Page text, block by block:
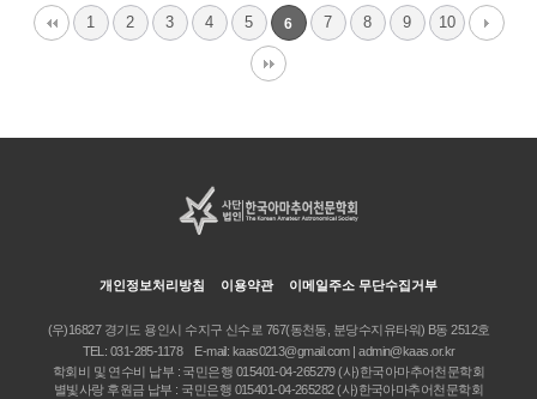
1 2 3 4 5 6 7 8 9 10
개인정보처리방침 이용약관 이메일주소 무단수집거부
(우)16827 경기도 용인시 수지구 신수로 767(동천동, 분당수지유타워) B동 2512호
TEL: 031-285-1178 E-mail: kaas0213@gmail.com | admin@kaas.or.kr
학회비 및 연수비 납부 : 국민은행 015401-04-265279 (사)한국아마추어천문학회
별빛사랑 후원금 납부 : 국민은행 015401-04-265282 (사)한국아마추어천문학회